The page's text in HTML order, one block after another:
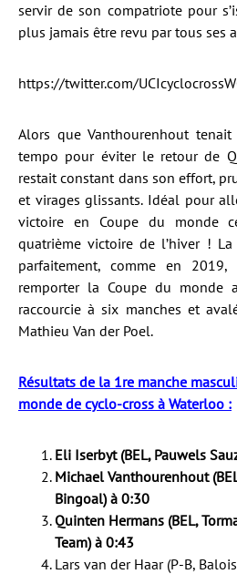
servir de son compatriote pour
plus jamais être revu par tous ses
https://twitter.com/
Alors que Vanthourenhout
tempo pour éviter le retour de
restait constant dans son effort,
et virages glissants. Idéal pour
victoire en Coupe du monde
quatrième victoire de l’hiver !
parfaitement, comme en
remporter la Coupe du monde
raccourcie à six manches et
Mathieu Van der Poel.
Résultats de la 1re manche
monde de cyclo-cross à Waterloo :
Eli Iserbyt (BEL, Pauwels
Michael Vanthourenhout
Bingoal) à 0:30
Quinten Hermans (BEL,
Team) à 0:43
Lars van der Haar (P-B,